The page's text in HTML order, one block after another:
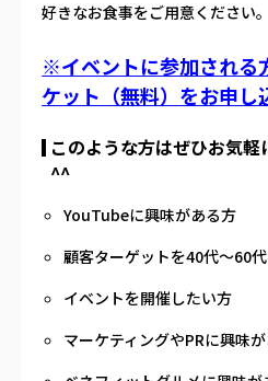
好きなお食事をご用意ください。
※イベントに参加され
ケット（無料）をお申し
このような方はぜひお気
^^
YouTubeに興味がある方
顧客ターゲットを40代～60
イベントを開催したい方
マーケティングやPRに興味